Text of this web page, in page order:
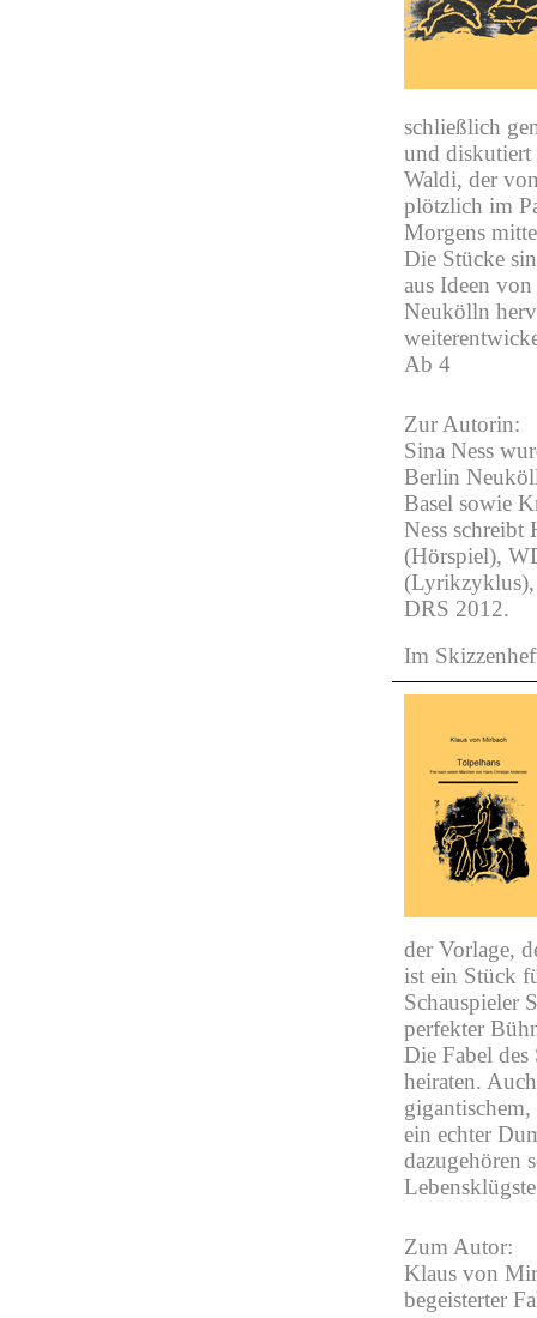
schließlich
und diskutiert
Waldi, der
plötzlich im
Morgens
Die Stücke
aus Ideen
Neukölln
Ab 4
Zur Autorin:
Sina Ness
Berlin
Basel sowie
Ness schreibt
(Hörspiel),
(Lyrikzyklus),
DRS 2012.
Im
der Vorlage,
ist ein Stück
Schauspieler
perfekter
Die Fabel
heiraten.
ein echter
dazugehören
Zum Autor:
Klaus von
begeisterter